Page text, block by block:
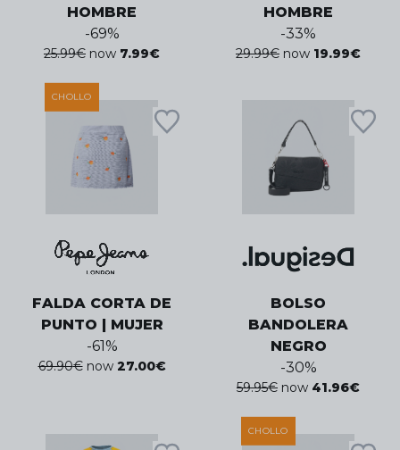
HOMBRE
-69%
25.99€ now 7.99€
HOMBRE
-33%
29.99€ now 19.99€
CHOLLO
FALDA CORTA DE
PUNTO | MUJER
-61%
69.90€ now 27.00€
BOLSO
BANDOLERA
NEGRO
-30%
59.95€ now 41.96€
CHOLLO